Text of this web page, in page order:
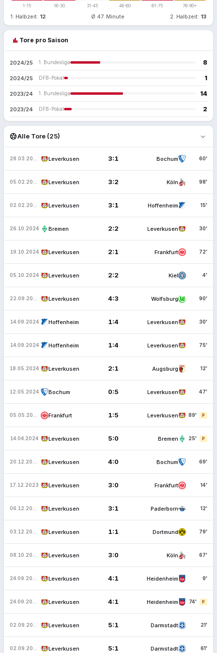
1-15 16-30 31-45 46-60 61-75 76-90+
1. Halbzeit: 12 Ø 47. Minute 2. Halbzeit: 13
bar_chart Tore pro Saison
2024/25 1. Bundesliga 8
2024/25 DFB-Pokal 1
2023/24 1. Bundesliga 14
2023/24 DFB-Pokal 2
sports_soccerAlle Tore (25) expand_more
Leverkusen 3:1 Bochum 60'
Leverkusen 3:2 Köln 98'
Leverkusen 3:1 Hoffenheim 15'
26.10.2024 Bremen 2:2 Leverkusen 30'
19.10.2024 Leverkusen 2:1 Frankfurt 72'
05.10.2024 Leverkusen 2:2 Kiel 4'
Leverkusen 4:3 Wolfsburg 90'
14.09.2024 Hoffenheim 1:4 Leverkusen 30'
14.09.2024 Hoffenheim 1:4 Leverkusen 75'
18.05.2024 Leverkusen 2:1 Augsburg 12'
12.05.2024 Bochum 0:5 Leverkusen 47'
Frankfurt 1:5 Leverkusen 89' P
14.04.2024 Leverkusen 5:0 Bremen 25' P
Leverkusen 4:0 Bochum 69'
17.12.2023 Leverkusen 3:0 Frankfurt 14'
Leverkusen 3:1 Paderborn 12'
Leverkusen 1:1 Dortmund 79'
Leverkusen 3:0 Köln 67'
Leverkusen 4:1 Heidenheim 9'
Leverkusen 4:1 Heidenheim 74' P
Leverkusen 5:1 Darmstadt 21'
Leverkusen 5:1 Darmstadt 61'